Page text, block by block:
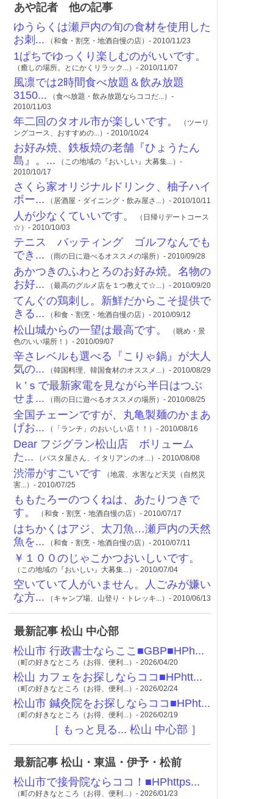
あや記者 他の記事
ゆうらくは瀬戸内の旬の食材を使用した
お刺... （和食・割烹・地酒自慢の店）- 2010/11/23
1ぱちでゆっくり楽しむのがいいです。
（癒しの場所。とにかくリラック...）- 2010/11/07
風凛では2時間食べ放題＆飲み放題
3150... （食べ放題・飲み放題ならココだ...）-
2010/11/03
年二回のタオル市が楽しいです。
（ツーリ
ングコース、おすすめの...）- 2010/10/24
お好み焼、鉄板焼の老舗『ひょうたん
島』。... （この地域の『おいしい』大募集...）-
2010/10/17
さくら家オリジナルドリンク、柚子ハイ
ボー... （居酒屋・ダイニング・飲み屋さ...）- 2010/10/11
人が少なくていいです。
（日帰りデートコース
☆）- 2010/10/03
テニス バッティング ゴルフなんでも
でき... （雨の日に遊べるオススメの場所）- 2010/09/28
あかつきのふわとろのお好み焼。名物の
お好... （最高のグルメ店を１つ教えて☆...）- 2010/09/20
てんぐの鶏刺し。新鮮だからこそ提供で
きる... （和食・割烹・地酒自慢の店）- 2010/09/12
松山城からの一望は最高です。
（眺め・景
色のいい場所！）- 2010/09/07
辛さレベルも選べる『こりゃ鍋』が大人
気の... （韓国料理、韓国食材のオススメ...）- 2010/08/29
ｋ’ｓで最新家電を見ながら半日はつぶ
せま... （雨の日に遊べるオススメの場所）- 2010/08/25
全国チェーンですが、丸亀製麺のかまあ
げお... （「ランチ」のおいしい店！！）- 2010/08/16
Dear フジグラン松山店 ボリューム
た... （パスタ屋さん、イタリアンのオ...）- 2010/08/08
渋滞がすごいです （地震、水害など天災（自然災
害...）- 2010/07/25
ももたろーのつくねは、あたりつきで
す。
（和食・割烹・地酒自慢の店）- 2010/07/17
はちかくはアジ、太刀魚…瀬戸内の天然
魚を... （和食・割烹・地酒自慢の店）- 2010/07/11
￥１００のじゃこかつおいしいです。
（この地域の『おいしい』大募集...）- 2010/07/04
空いていて人がいません。人ごみが嫌い
な方... （キャンプ場、山登り・トレッキ...）- 2010/06/13
最新記事 松山 中心部
松山市 行政書士ならここ■GBP■HPh...
（町の好きなところ（お得、便利...）- 2026/04/20
松山 カフェをお探しならココ■HPhtt...
（町の好きなところ（お得、便利...）- 2026/02/24
松山市 鍼灸院をお探しならココ■HPht...
（町の好きなところ（お得、便利...）- 2026/02/19
［ もっと見る... 松山 中心部 ］
最新記事 松山・東温・伊予・松前
松山市で接骨院ならココ！■HPhttps...
（町の好きなところ（お得、便利...）- 2026/01/23